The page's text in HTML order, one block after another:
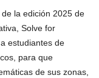
la edición 2025 de
Solve for
estudiantes de
para que
de sus zonas,